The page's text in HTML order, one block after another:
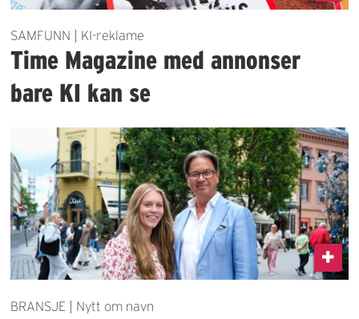
SAMFUNN | KI-reklame
Time Magazine med annonser
bare KI kan se
BRANSJE | Nytt om navn